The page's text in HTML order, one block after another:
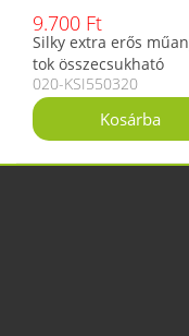
9.700 Ft
Silky extra erős
tok összecsukható
fűrészekhez
020-KSI550320